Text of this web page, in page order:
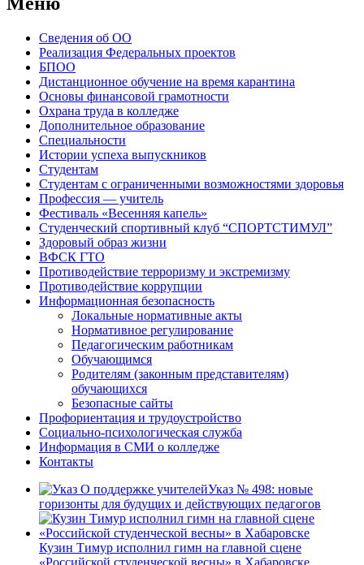
Сведения об ОО
Реализация Федеральных проектов
БПОО
Дистанционное обучение на время карантина
Основы финансовой грамотности
Охрана труда в колледже
Дополнительное образование
Специальности
Истории успеха выпускников
Студентам
Студентам с ограниченными возможностями здоровья
Профессия — учитель
Фестиваль «Весенняя капель»
Студенческий спортивный клуб “СПОРТСТИМУЛ”
Здоровый образ жизни
ВФСК ГТО
Противодействие терроризму и экстремизму
Противодействие коррупции
Информационная безопасность
Локальные нормативные акты
Нормативное регулирование
Педагогическим работникам
Обучающимся
Родителям (законным представителям)
обучающихся
Безопасные сайты
Профориентация и трудоустройство
Социально-психологическая служба
Информация в СМИ о колледже
Контакты
Указ № 498: новые
горизонты для будущих и действующих педагогов
Кузин Тимур исполнил гимн на главной сцене
«Российской студенческой весны» в Хабаровске